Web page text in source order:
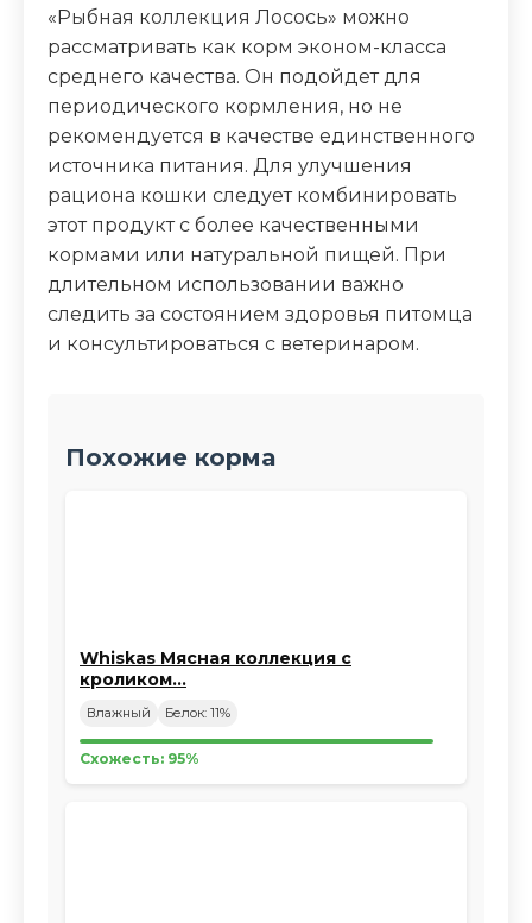
«Рыбная коллекция Лосось» можно
рассматривать как корм эконом-класса
среднего качества. Он подойдет для
периодического кормления, но не
рекомендуется в качестве единственного
источника питания. Для улучшения
рациона кошки следует комбинировать
этот продукт с более качественными
кормами или натуральной пищей. При
длительном использовании важно
следить за состоянием здоровья питомца
и консультироваться с ветеринаром.
Похожие корма
Whiskas Мясная коллекция с
кроликом…
Влажный Белок: 11%
Схожесть: 95%